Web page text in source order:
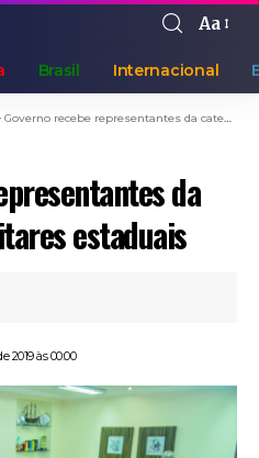
Aa
Brasil Internacional
Governo recebe representantes da categoria dos militares estaduais
da
estaduais
2019 às 00:00